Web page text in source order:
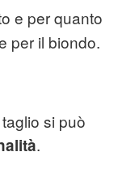
e per quanto
per il biondo.
si può
.